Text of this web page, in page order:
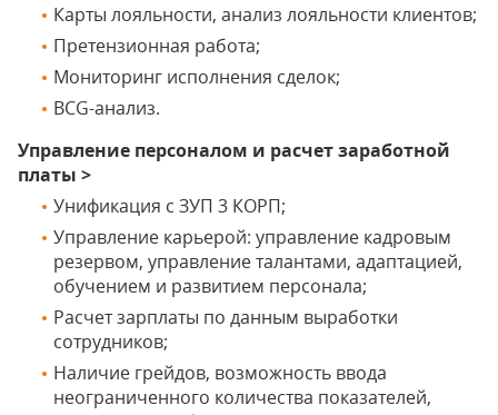
Карты лояльности, анализ лояльности клиентов;
Претензионная работа;
Мониторинг исполнения сделок;
BCG-анализ.
Управление персоналом и расчет заработной
платы >
Унификация с ЗУП 3 КОРП;
Управление карьерой: управление кадровым
резервом, управление талантами, адаптацией,
обучением и развитием персонала;
Расчет зарплаты по данным выработки
сотрудников;
Наличие грейдов, возможность ввода
неограниченного количества показателей,